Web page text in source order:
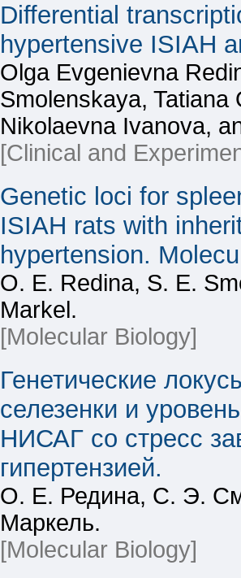
Differential
hypertensive ISIAH
Olga Evgenievna
Smolenskaya, Tatiana
Nikolaevna Ivanova,
[Clinical and
Genetic loci for
ISIAH rats with
hypertension.
O. E. Redina, S. E.
Markel.
[Molecular Biology]
Генетические
селезенки и
НИСАГ со стресс
гипертензией.
О. Е. Редина, С. Э.
Маркель.
[Molecular Biology]